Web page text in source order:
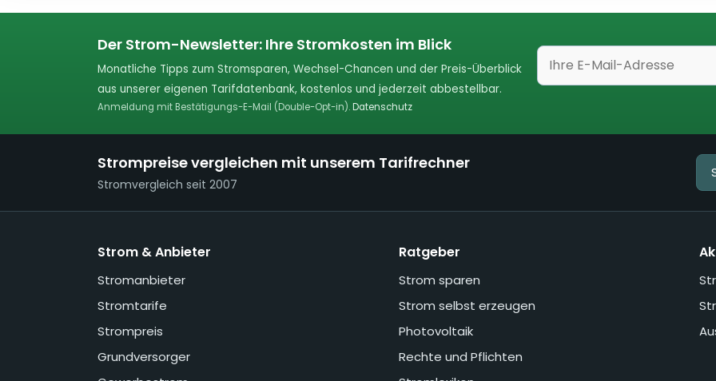
Der Strom-Newsletter: Ihre Stromkosten im Blick
Monatliche Tipps zum Stromsparen, Wechsel-Chancen und der Preis-Überblick
aus unserer eigenen Tarifdatenbank, kostenlos und jederzeit abbestellbar.
Anmeldung mit Bestätigungs-E-Mail (Double-Opt-in).Datenschutz
Strompreise vergleichen mit unserem Tarifrechner
Stromvergleich seit 2007
Strom & Anbieter
Stromanbieter
Stromtarife
Strompreis
Grundversorger
Ratgeber
Strom sparen
Strom selbst erzeugen
Photovoltaik
Rechte und Pflichten